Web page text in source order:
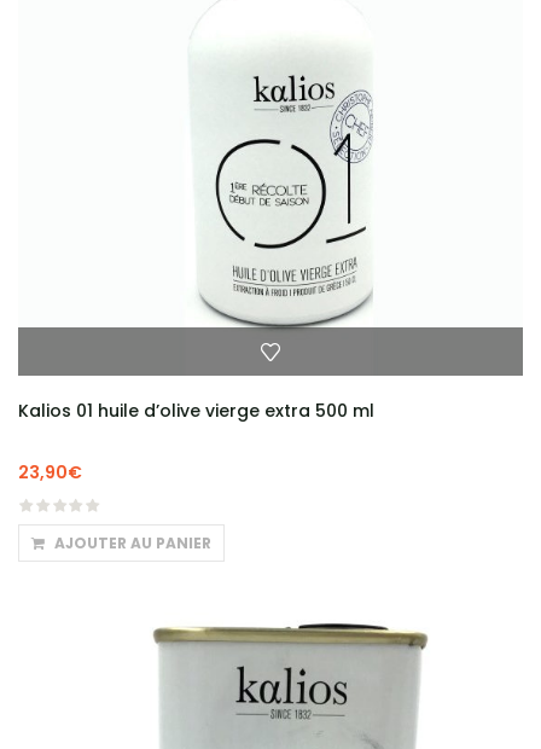
Kalios 01 huile d’olive vierge extra 500 ml
23,90€
AJOUTER AU PANIER